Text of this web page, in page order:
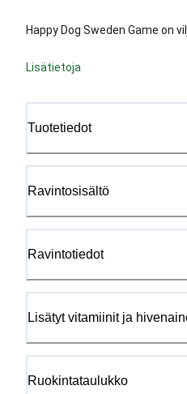
Happy Dog Sweden Game on
Lisätietoja
Tuotetiedot
Ravintosisältö
Ravintotiedot
Lisätyt vitamiinit ja
Ruokintataulukko